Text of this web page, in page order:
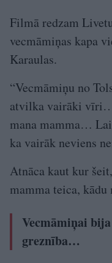
Filmā redzam
vecmāmiņas kapa
Karaulas.
“Vecmāmiņu no
atvilka vairāki vīri…
mana mamma…
ka vairāk neviens
Atnāca kaut kur
mamma teica,
Vecmāmiņai
greznība…